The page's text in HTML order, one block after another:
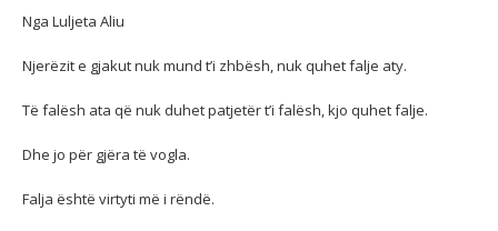
Nga Luljeta Aliu
Njerëzit e gjakut nuk mund t’i zhbësh, nuk quhet falje aty.
Të falësh ata që nuk duhet patjetër t’i falësh, kjo quhet falje.
Dhe jo për gjëra të vogla.
Falja është virtyti më i rëndë.